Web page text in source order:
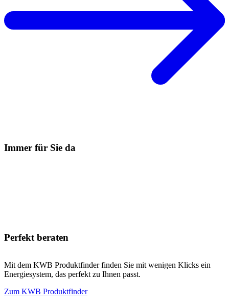
Immer für Sie da
Perfekt beraten
Mit dem KWB Produktfinder finden Sie mit wenigen Klicks ein
Energiesystem, das perfekt zu Ihnen passt.
Zum KWB Produktfinder